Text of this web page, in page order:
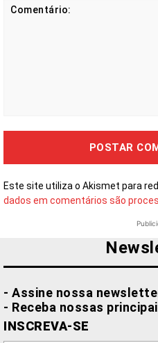
Este site utiliza o Akismet para
dados em comentários são
- Assine nossa
- Receba nossas
INSCREVA-SE